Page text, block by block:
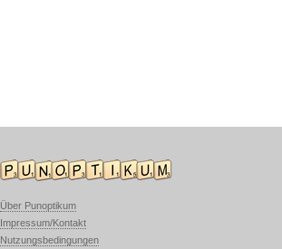
Über Punoptikum
Impressum/Kontakt
Nutzungsbedingungen